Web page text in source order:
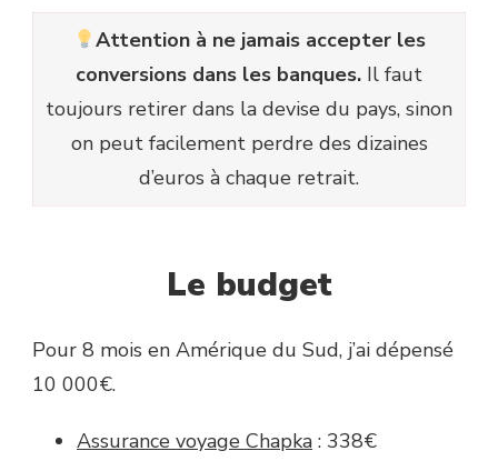
Attention à ne jamais accepter les
conversions dans les banques. Il faut
toujours retirer dans la devise du pays, sinon
on peut facilement perdre des dizaines
d’euros à chaque retrait.
Le budget
Pour 8 mois en Amérique du Sud, j’ai dépensé
10 000€.
Assurance voyage Chapka : 338€